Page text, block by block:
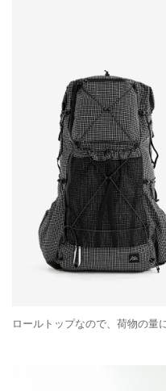
ロールトップなので、荷物の量